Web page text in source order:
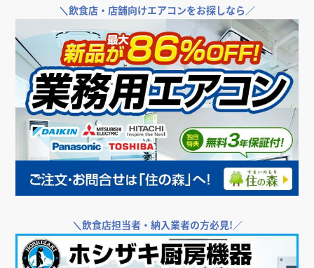
店舗・オフィス運営者様向け支援サービス
＼飲食店・店舗向けエアコンをお探しなら／